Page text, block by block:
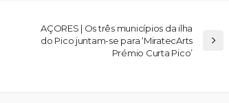
AÇORES | Os três municípios da ilha
do Pico juntam-se para ‘MiratecArts
Prémio Curta Pico’